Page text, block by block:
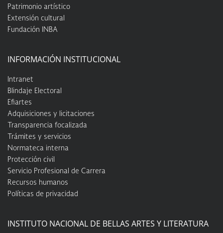
Patrimonio artístico
Extensión cultural
Fundación INBA
INFORMACIÓN INSTITUCIONAL
Intranet
Blindaje Electoral
Efiartes
Adquisiciones y licitaciones
Transparencia focalizada
Trámites y servicios
Normateca interna
Protección civil
Servicio Profesional de Carrera
Recursos humanos
Políticas de privacidad
INSTITUTO NACIONAL DE BELLAS ARTES Y LITERATURA